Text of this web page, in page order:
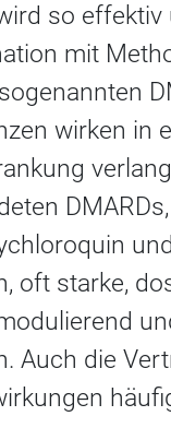
so
mit
wirken in
oft starke,
Auch die